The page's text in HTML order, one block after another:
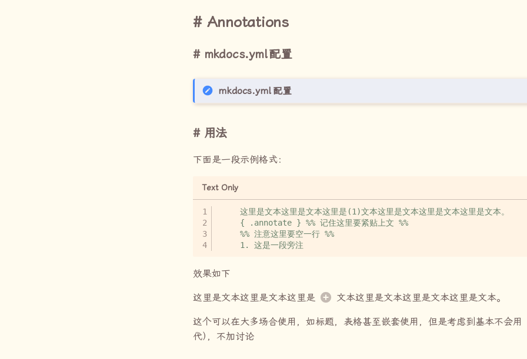
Annotations
mkdocs.yml配置
mkdocs.yml 配置
用法
下面是一段示例格式：
Text Only
效果如下
这里是文本这里是文本这里是 文本这里是文本这里是文本这里是文本。
这个可以在大多场合使用，如标题，表格甚至嵌套使用，但是考虑到基本不会用
代），不加讨论